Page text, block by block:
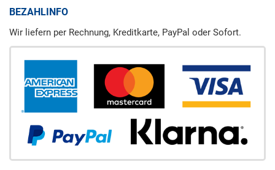
BEZAHLINFO
Wir liefern per Rechnung, Kreditkarte, PayPal oder Sofort.